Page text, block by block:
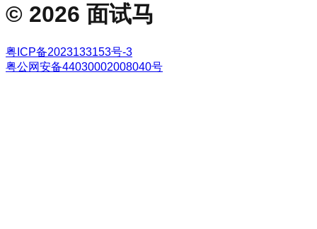
© 2026 面试马
粤ICP备2023133153号-3
粤公网安备44030002008040号